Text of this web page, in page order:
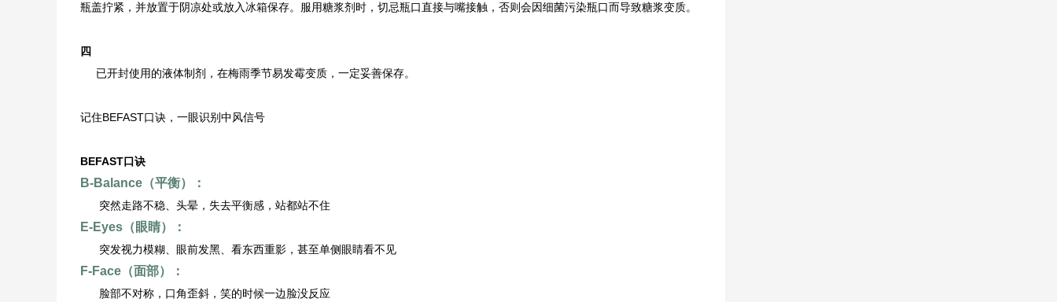
瓶盖拧紧，并放置于阴凉处或放入冰箱保存。服用糖浆剂时，切忌瓶口直接与嘴接触，否则会因细菌污染瓶口而导致糖浆变质。
四
已开封使用的液体制剂，在梅雨季节易发霉变质，一定妥善保存。
记住BEFAST口诀，一眼识别中风信号
BEFAST口诀
B-Balance（平衡）：
突然走路不稳、头晕，失去平衡感，站都站不住
E-Eyes（眼睛）：
突发视力模糊、眼前发黑、看东西重影，甚至单侧眼睛看不见
F-Face（面部）：
脸部不对称，口角歪斜，笑的时候一边脸没反应